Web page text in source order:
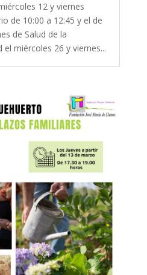
12 y viernes
de 10:00 a 12:45 y el de
de Salud de la
miércoles 26 y viernes...